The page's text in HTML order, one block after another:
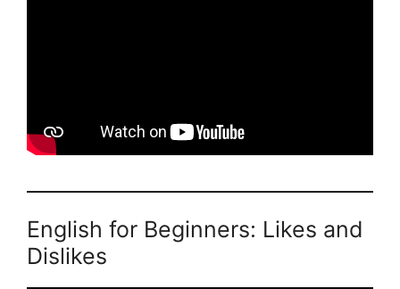
English for Beginners: Likes and
Dislikes